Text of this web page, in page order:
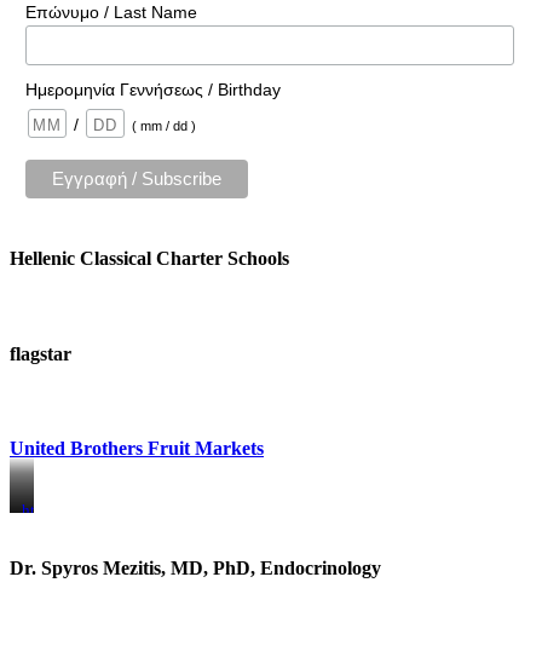
Επώνυμο / Last Name
Ημερομηνία Γεννήσεως / Birthday
/
( mm / dd )
Hellenic Classical Charter Schools
flagstar
United Brothers Fruit Markets
https://www.unitedbrothersfruitmarkets.com/
https://www.unitedbrothersfruitmarkets.com/
Dr. Spyros Mezitis, MD, PhD, Endocrinology